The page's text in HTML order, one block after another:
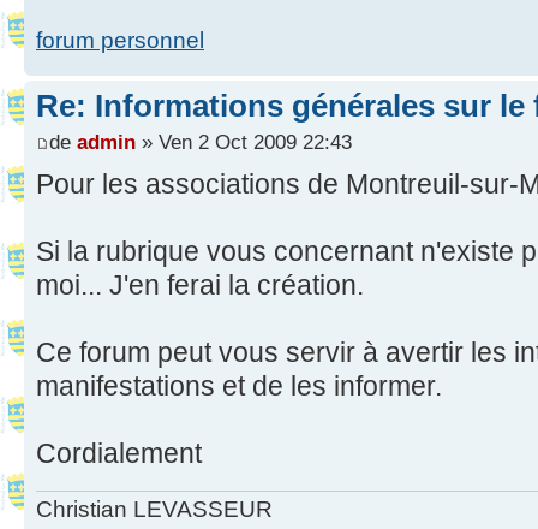
forum personnel
Re: Informations générales sur le
de admin » Ven 2 Oct 2009 22:43
Pour les associations de Montreuil-sur-
Si la rubrique vous concernant n'existe
moi... J'en ferai la création.
Ce forum peut vous servir à avertir les
manifestations et de les informer.
Cordialement
Christian LEVASSEUR